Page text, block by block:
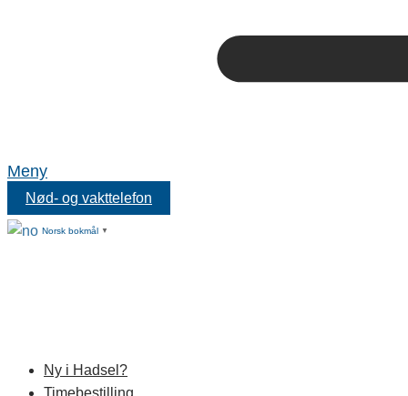
Meny
Nød- og vakttelefon
Norsk bokmål ▼
Ny i Hadsel?